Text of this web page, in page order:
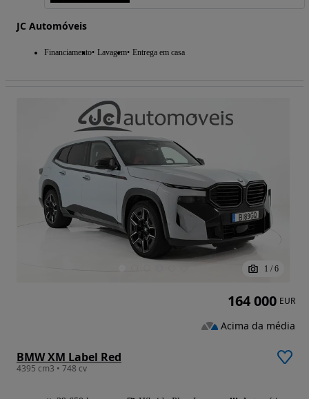
JC Automóveis
Financiamento Lavagem Entrega em casa
1 / 6
BMW XM Label Red
4395 cm3 • 748 cv
164 000 EUR
Acima da média